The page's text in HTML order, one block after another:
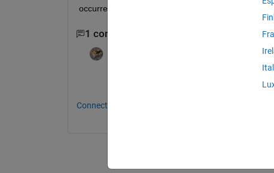
occurrence (probability) of each of intensity values
1 commentaire
Convert to L*a*b*, then make a histogram
Connectez-vous pour commenter.